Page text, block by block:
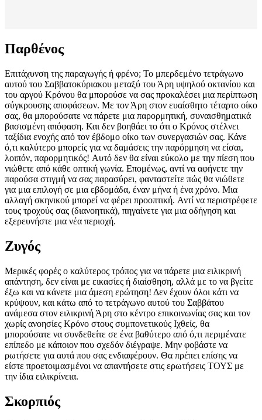
Παρθένος
Επιτάχυνση της παραγωγής ή φρένο; Το μπερδεμένο τετράγωνο
αυτού του Σαββατοκύριακου μεταξύ του Άρη υψηλού οκτανίου και
του αργού Κρόνου θα μπορούσε να σας προκαλέσει μια περίπτωση
σύγκρουσης αποφάσεων. Με τον Άρη στον ευαίσθητο τέταρτο οίκο
σας, θα μπορούσατε να πάρετε μια παρορμητική, συναισθηματικά
βασισμένη απόφαση. Και δεν βοηθάει το ότι ο Κρόνος στέλνει
ταξίδια ενοχής από τον έβδομο οίκο των συνεργασιών σας. Κάνε
ό,τι καλύτερο μπορείς για να δαμάσεις την παρόρμηση να είσαι,
λοιπόν, παρορμητικός! Αυτό δεν θα είναι εύκολο με την πίεση που
νιώθετε από κάθε οπτική γωνία. Επομένως, αντί να αφήνετε την
παρούσα στιγμή να σας παρασύρει, φανταστείτε πώς θα νιώθετε
για μια επιλογή σε μια εβδομάδα, έναν μήνα ή ένα χρόνο. Μια
αλλαγή σκηνικού μπορεί να φέρει προοπτική. Αντί να περιστρέφετε
τους τροχούς σας (διανοητικά), πηγαίνετε για μια οδήγηση και
εξερευνήστε μια νέα περιοχή.
Ζυγός
Μερικές φορές ο καλύτερος τρόπος για να πάρετε μια ειλικρινή
απάντηση, δεν είναι με εικασίες ή διαίσθηση, αλλά με το να βγείτε
έξω και να κάνετε μια άμεση ερώτηση! Δεν έχουν όλοι κάτι να
κρύψουν, και κάτω από το τετράγωνο αυτού του Σαββάτου
ανάμεσα στον ειλικρινή Άρη στο κέντρο επικοινωνίας σας και τον
χωρίς ανοησίες Κρόνο στους συμπονετικούς Ιχθείς, θα
μπορούσατε να συνδεθείτε σε ένα βαθύτερο από ό,τι περιμένατε
επίπεδο με κάποιον που σχεδόν διέγραψε. Μην φοβάστε να
ρωτήσετε για αυτά που σας ενδιαφέρουν. Θα πρέπει επίσης να
είστε προετοιμασμένοι να απαντήσετε στις ερωτήσεις ΤΟΥΣ με
την ίδια ειλικρίνεια.
Σκορπιός